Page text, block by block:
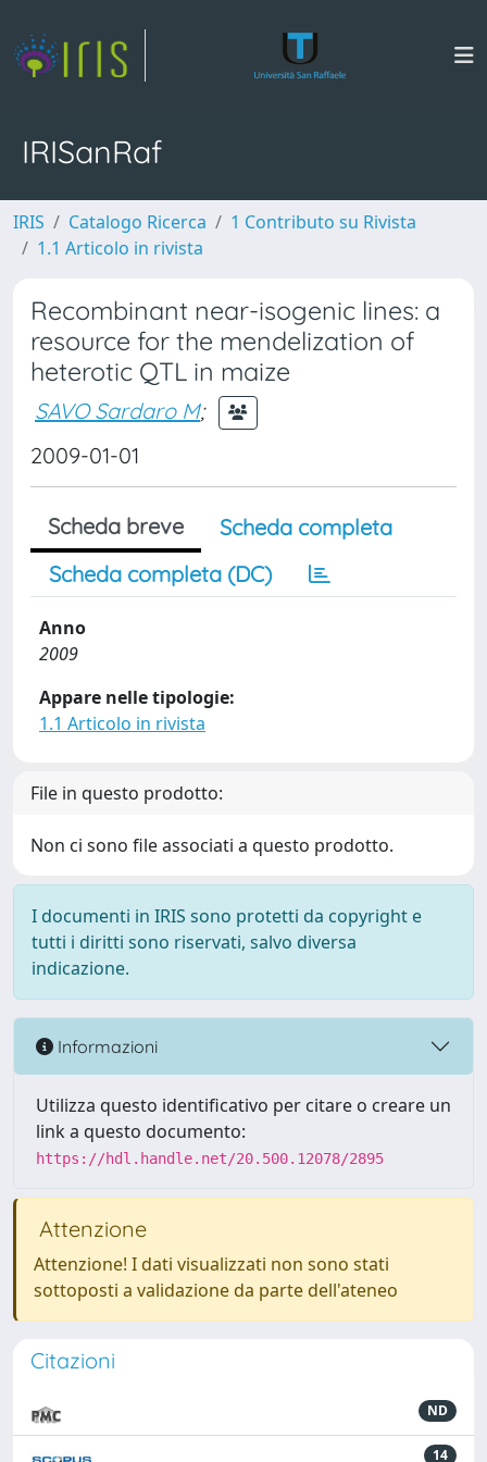
IRISanRaf
IRIS Catalogo Ricerca
1 Contributo su Rivista
1.1 Articolo in rivista
Recombinant near-isogenic lines: a
resource for the mendelization of
heterotic QTL in maize
SAVO Sardaro M;
2009-01-01
Scheda breve
Scheda completa
Scheda completa (DC)
Anno
2009
Appare nelle tipologie:
1.1 Articolo in rivista
File in questo prodotto:
Non ci sono file associati a questo prodotto.
I documenti in IRIS sono protetti da copyright e
tutti i diritti sono riservati, salvo diversa
indicazione.
Informazioni
Utilizza questo identificativo per citare o creare un
link a questo documento:
https://hdl.handle.net/20.500.12078/2895
Attenzione
Attenzione! I dati visualizzati non sono stati
sottoposti a validazione da parte dell'ateneo
Citazioni
ND
14